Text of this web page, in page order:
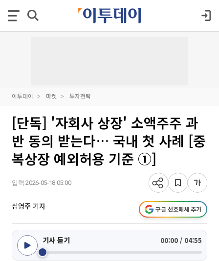
이투데이 마켓 투자전략
[단독] '자회사 상장' 소액주주 과
반 동의 받는다… 국내 첫 사례 [중
복상장 예외허용 기준 ①]
입력 2026-05-18 05:00
심영주 기자 구글 선호매체 추가
기사 듣기 00:00 / 04:55